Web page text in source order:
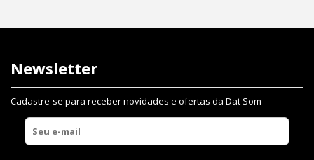
Newsletter
Cadastre-se para receber novidades e ofertas da Dat Som